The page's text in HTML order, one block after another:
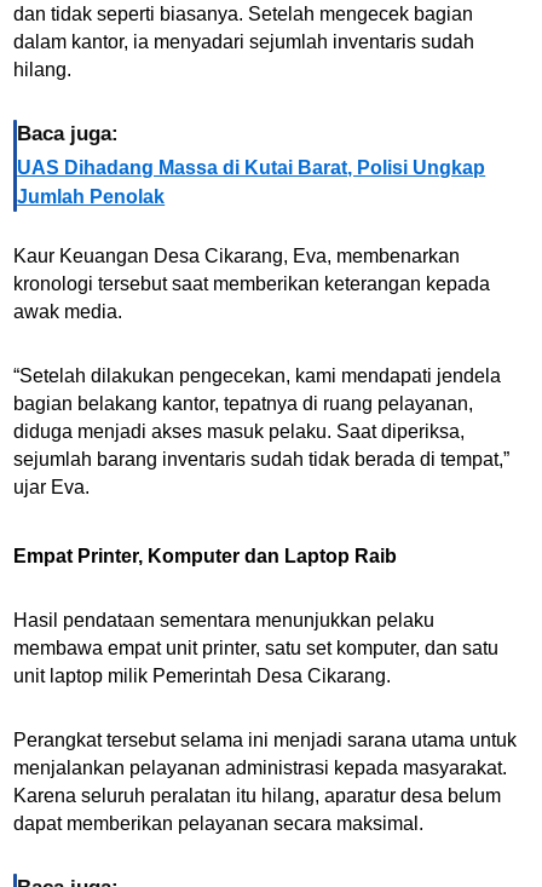
dan tidak seperti biasanya. Setelah mengecek bagian
dalam kantor, ia menyadari sejumlah inventaris sudah
hilang.
Baca juga:
UAS Dihadang Massa di Kutai Barat, Polisi Ungkap
Jumlah Penolak
Kaur Keuangan Desa Cikarang, Eva, membenarkan
kronologi tersebut saat memberikan keterangan kepada
awak media.
“Setelah dilakukan pengecekan, kami mendapati jendela
bagian belakang kantor, tepatnya di ruang pelayanan,
diduga menjadi akses masuk pelaku. Saat diperiksa,
sejumlah barang inventaris sudah tidak berada di tempat,”
ujar Eva.
Empat Printer, Komputer dan Laptop Raib
Hasil pendataan sementara menunjukkan pelaku
membawa empat unit printer, satu set komputer, dan satu
unit laptop milik Pemerintah Desa Cikarang.
Perangkat tersebut selama ini menjadi sarana utama untuk
menjalankan pelayanan administrasi kepada masyarakat.
Karena seluruh peralatan itu hilang, aparatur desa belum
dapat memberikan pelayanan secara maksimal.